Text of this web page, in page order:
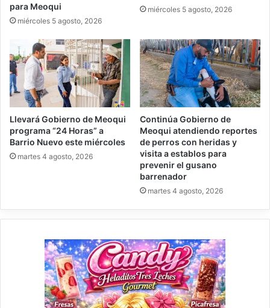
para Meoqui
miércoles 5 agosto, 2026
miércoles 5 agosto, 2026
Llevará Gobierno de Meoqui
programa “24 Horas” a
Barrio Nuevo este miércoles
martes 4 agosto, 2026
Continúa Gobierno de
Meoqui atendiendo reportes
de perros con heridas y
visita a establos para
prevenir el gusano
barrenador
martes 4 agosto, 2026